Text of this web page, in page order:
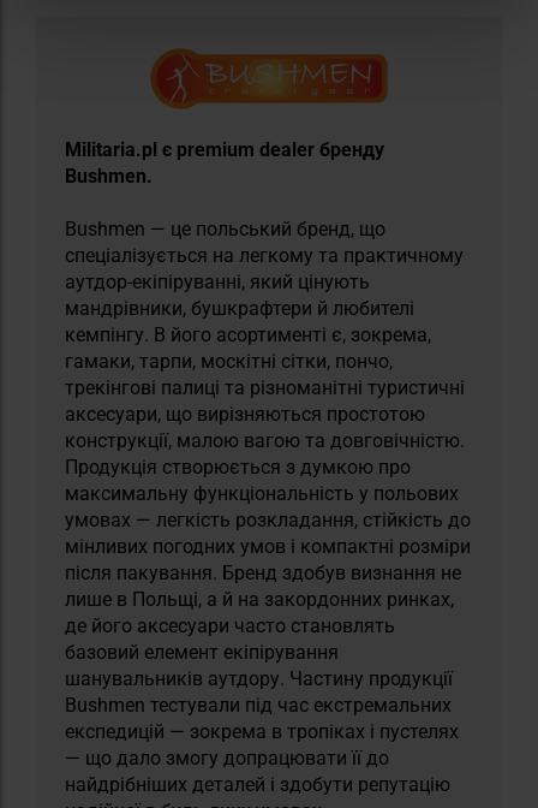
Militaria.pl є premium dealer бренду
Bushmen.
Bushmen — це польський бренд, що
спеціалізується на легкому та практичному
аутдор-екіпіруванні, який цінують
мандрівники, бушкрафтери й любителі
кемпінгу. В його асортименті є, зокрема,
гамаки, тарпи, москітні сітки, пончо,
трекінгові палиці та різноманітні туристичні
аксесуари, що вирізняються простотою
конструкції, малою вагою та довговічністю.
Продукція створюється з думкою про
максимальну функціональність у польових
умовах — легкість розкладання, стійкість до
мінливих погодних умов і компактні розміри
після пакування. Бренд здобув визнання не
лише в Польщі, а й на закордонних ринках,
де його аксесуари часто становлять
базовий елемент екіпірування
шанувальників аутдору. Частину продукції
Bushmen тестували під час екстремальних
експедицій — зокрема в тропіках і пустелях
— що дало змогу допрацювати її до
найдрібніших деталей і здобути репутацію